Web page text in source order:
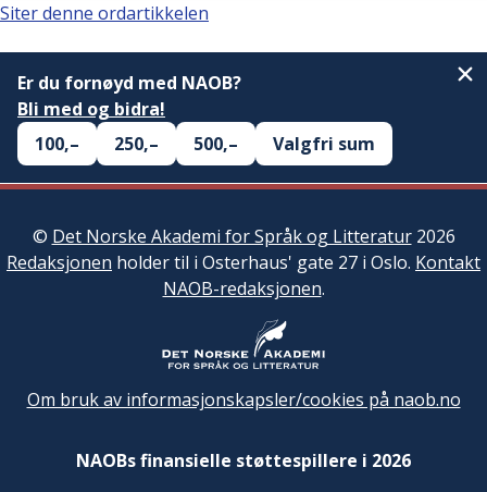
Siter denne ordartikkelen
Er du fornøyd med NAOB?
Bli med og bidra!
100,–
250,– 500,– Valgfri sum
© Det Norske Akademi for Språk og Litteratur2026
Redaksjonen holder til i Osterhaus' gate 27 i Oslo. Kontakt
NAOB-redaksjonen.
Om bruk av informasjonskapsler/cookies på naob.no
NAOBs finansielle støttespillere i 2026